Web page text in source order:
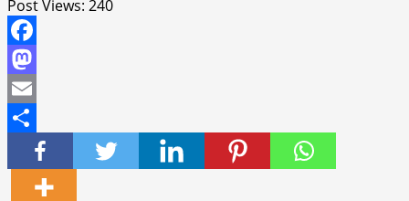
Post Views: 240
Facebook
Mastodon
Email
Share